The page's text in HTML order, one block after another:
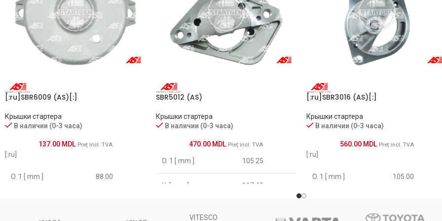
[:ru]SBR6009 (AS)[:]
Крышки стартера
В наличии (0-3 часа)
137.00 MDL Preț incl. TVA
[:ru]
O. 1 [ mm ] 88.00
SBR5012 (AS)
Крышки стартера
В наличии (0-3 часа)
470.00 MDL Preț incl. TVA
O. 1 [ mm ] 105.25
H. [ mm ] 117.40
[:ru]SBR3016 (AS)[:]
Крышки стартера
В наличии (0-3 часа)
560.00 MDL Preț incl. TVA
[:ru]
O. 1 [ mm ] 105.00
VITESCO